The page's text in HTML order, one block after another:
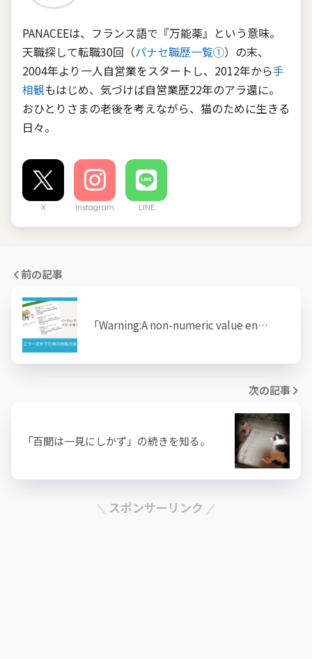
PANACEEは、フランス語で『万能薬』という意味。
天職探して転職30回（パナセ職歴一覧①）の末、
2004年より一人自営業をスタートし、2012年から手
相観もはじめ、気づけば自営業歴22年のアラ還に。
おひとりさまの老後を考えながら、猫のために生きる
日々。
X Instagram LINE
前の記事
「Warning:A non-numeric value en…
次の記事
「百聞は一見にしかず」の続きを知る。
スポンサーリンク